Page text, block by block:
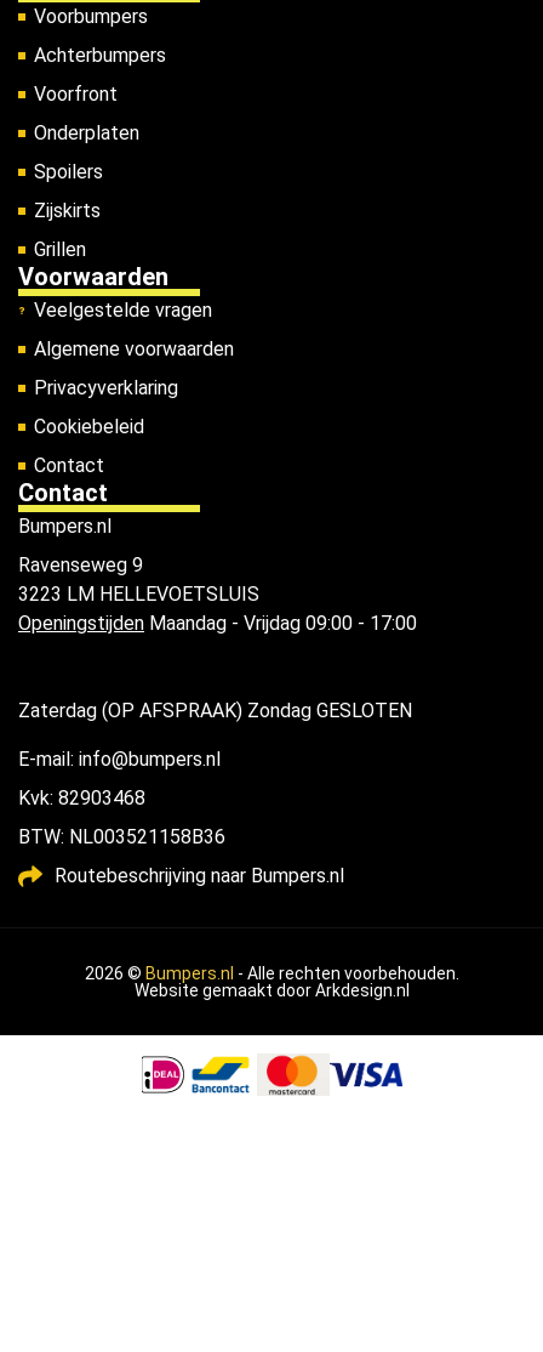
Voorbumpers
Achterbumpers
Voorfront
Onderplaten
Spoilers
Zijskirts
Grillen
Voorwaarden
Veelgestelde vragen
Algemene voorwaarden
Privacyverklaring
Cookiebeleid
Contact
Contact
Bumpers.nl
Ravenseweg 9
3223 LM HELLEVOETSLUIS
Openingstijden Maandag - Vrijdag 09:00 - 17:00
Zaterdag (OP AFSPRAAK) Zondag GESLOTEN
E-mail: info@bumpers.nl
Kvk: 82903468
BTW: NL003521158B36
Routebeschrijving naar Bumpers.nl
2026 © Bumpers.nl - Alle rechten voorbehouden.
Website gemaakt doorArkdesign.nl